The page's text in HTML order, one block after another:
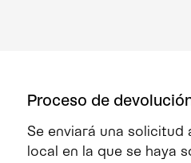
Proceso de
Se enviará una
local en la que se haya